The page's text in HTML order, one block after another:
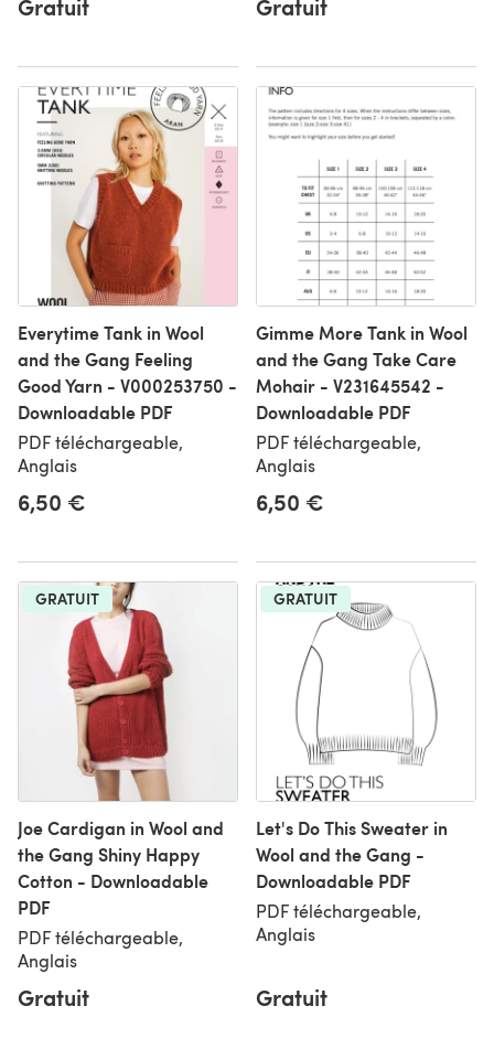
Gratuit Gratuit
Everytime Tank in Wool
and the Gang Feeling
Good Yarn - V000253750 -
Downloadable PDF
PDF téléchargeable,
Anglais
6,50 €
Gimme More Tank in Wool
and the Gang Take Care
Mohair - V231645542 -
Downloadable PDF
PDF téléchargeable,
Anglais
6,50 €
GRATUIT
Joe Cardigan in Wool and
the Gang Shiny Happy
Cotton - Downloadable
PDF
PDF téléchargeable,
Anglais
Gratuit
GRATUIT
Let's Do This Sweater in
Wool and the Gang -
Downloadable PDF
PDF téléchargeable,
Anglais
Gratuit